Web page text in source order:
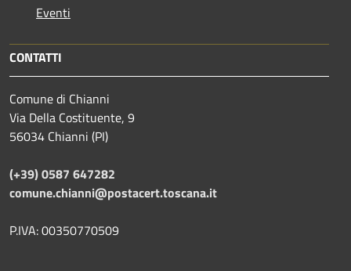
Eventi
CONTATTI
Comune di Chianni
Via Della Costituente, 9
56034 Chianni (PI)
(+39) 0587 647282
comune.chianni@postacert.toscana.it
P.IVA: 00350770509